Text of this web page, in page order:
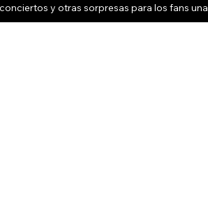
y otras sorpresas para los fans una